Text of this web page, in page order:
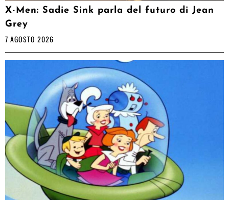
X-Men: Sadie Sink parla del futuro di Jean
Grey
7 AGOSTO 2026